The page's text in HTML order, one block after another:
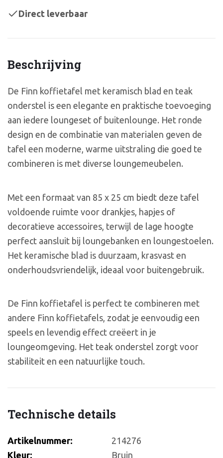
Beschrijving
De Finn koffietafel met keramisch blad en teak
onderstel is een elegante en praktische toevoeging
aan iedere loungeset of buitenlounge. Het ronde
design en de combinatie van materialen geven de
tafel een moderne, warme uitstraling die goed te
combineren is met diverse loungemeubelen.
Met een formaat van 85 x 25 cm biedt deze tafel
voldoende ruimte voor drankjes, hapjes of
decoratieve accessoires, terwijl de lage hoogte
perfect aansluit bij loungebanken en loungestoelen.
Het keramische blad is duurzaam, krasvast en
onderhoudsvriendelijk, ideaal voor buitengebruik.
De Finn koffietafel is perfect te combineren met
andere Finn koffietafels, zodat je eenvoudig een
speels en levendig effect creëert in je
loungeomgeving. Het teak onderstel zorgt voor
stabiliteit en een natuurlijke touch.
Technische details
Artikelnummer:
214276
Kleur:
Bruin
Direct leverbaar